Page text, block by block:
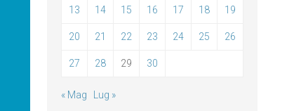
13 14 15 16 17 18 19
20 21 22 23 24 25 26
27 28 29 30
« Mag Lug »